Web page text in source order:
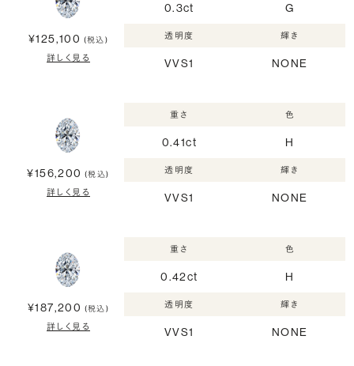
¥125,100 (税込)
詳しく見る
0.3ct G
透明度
VVS1
輝き
NONE
¥156,200 (税込)
詳しく見る
重さ
0.41ct
色
H
透明度
VVS1
輝き
NONE
¥187,200 (税込)
詳しく見る
重さ
0.42ct
色
H
透明度
VVS1
輝き
NONE